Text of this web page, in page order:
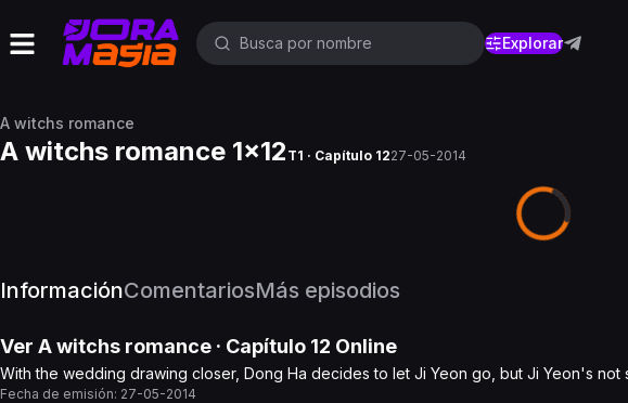
Explorar
A witchs romance
A witchs romance 1x12 T1 · Capítulo 1227-05-2014
InformaciónComentariosMás episodios
Ver A witchs romance · Capítulo 12 Online
With the wedding drawing closer, Dong Ha decides to let Ji Yeon go, but Ji Yeon's not
Fecha de emisión: 27-05-2014